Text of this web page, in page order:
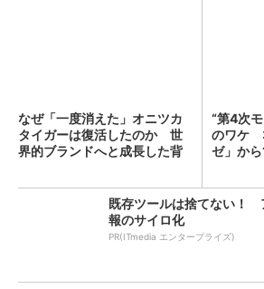
なぜ「一度消えた」オニツカ
タイガーは復活したのか 世
界的ブランドへと成長した背
“第4次
のワケ
ゼ」か
既存ツールは捨てない！
報のサイロ化
PR(ITmedia エンタープライズ)